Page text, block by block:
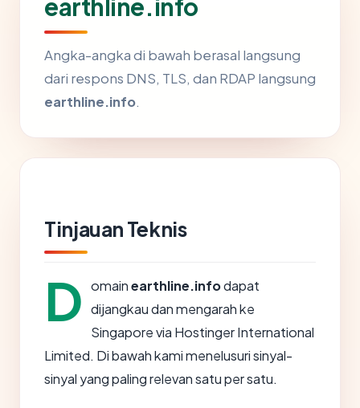
earthline.info
Angka-angka di bawah berasal langsung
dari respons DNS, TLS, dan RDAP langsung
earthline.info.
Tinjauan Teknis
D omainearthline.infodapat
dijangkau dan mengarah ke
Singapore via Hostinger International
Limited. Di bawah kami menelusuri sinyal-
sinyal yang paling relevan satu per satu.